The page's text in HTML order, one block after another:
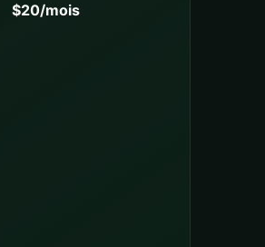
$20/mois